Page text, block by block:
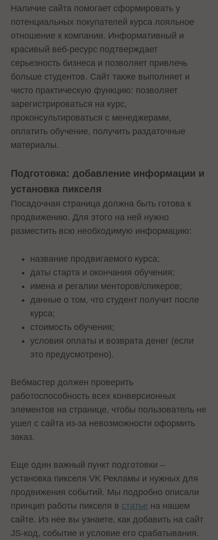
Наличие сайта помогает сформировать у
потенциальных покупателей курса лояльное
отношение к компании. Информативный и
красивый веб-ресурс подтверждает
серьезность бизнеса и позволяет привлечь
больше студентов. Сайт также выполняет и
чисто практическую функцию: позволяет
зарегистрироваться на курс,
проконсультироваться с менеджерами,
оплатить обучение, получить раздаточные
материалы.
Подготовка: добавление информации и
установка пикселя
Посадочная страница должна быть готова к
продвижению. Для этого на ней нужно
разместить всю необходимую информацию:
название продвигаемого курса;
даты старта и окончания обучения;
имена и регалии менторов/спикеров;
данные о том, что студент получит после
курса;
стоимость обучения;
условия оплаты и возврата денег (если
это предусмотрено).
Вебмастер должен проверить
работоспособность всех конверсионных
элементов на странице, чтобы пользователь не
ушел с сайта из-за невозможности оформить
заказ.
Еще один важный пункт подготовки –
установка пикселя VK Рекламы и нужных для
продвижения событий. Мы подробно описали
принцип работы пикселя в статье на нашем
сайте. Из нее вы узнаете, как добавить на сайт
JS-код, событие и условие его срабатывания.